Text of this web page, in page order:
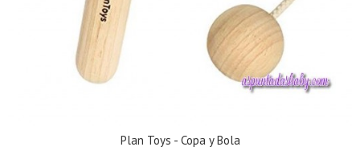
Plan Toys - Copa y Bola